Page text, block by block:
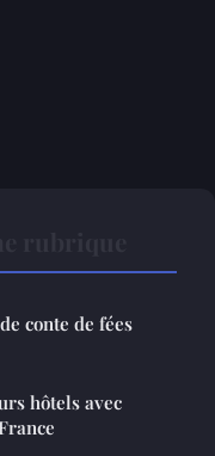
conte de fées
hôtels avec